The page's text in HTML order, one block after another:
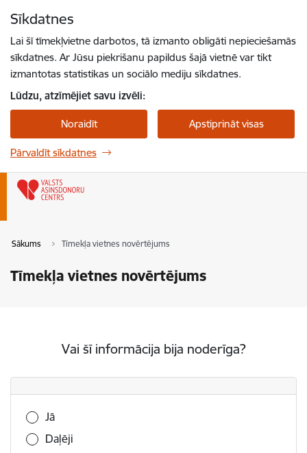
Sīkdatnes
Lai šī tīmekļvietne darbotos, tā izmanto obligāti nepieciešamās
sīkdatnes. Ar Jūsu piekrišanu papildus šajā vietnē var tikt
izmantotas statistikas un sociālo mediju sīkdatnes.
Lūdzu, atzīmējiet savu izvēli:
Noraidīt Apstiprināt visas
Pārvaldīt sīkdatnes
Sākums Tīmekļa vietnes novērtējums
Tīmekļa vietnes novērtējums
Vai šī informācija bija noderīga?
Vai šī informācija bija noderīga?
Jā
Daļēji